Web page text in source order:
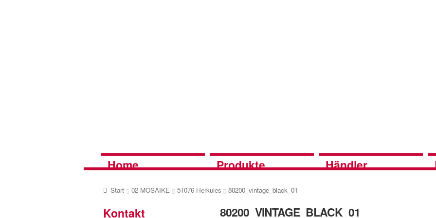
Home Produkte Händler
Start 02 MOSAIKE 51076 Herkules 80200_vintage_black_01
80200_VINTAGE_BLACK_01
Kontakt